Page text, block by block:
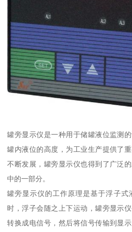
罐旁显示仪是一种用于储罐液位监测
罐内液位的高度，为工业生产提供了
不断发展，罐旁显示仪也得到了广泛
中的一部分。
罐旁显示仪的工作原理是基于浮子式
时，浮子会随之上下运动，罐旁显示
转换成电信号，然后将信号传输到显